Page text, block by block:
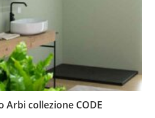
Arbi collezione CODE